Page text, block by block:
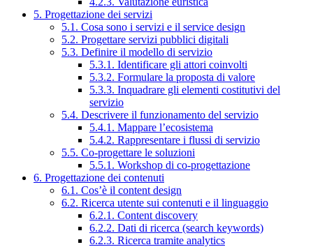
5. Progettazione dei servizi
5.1. Cosa sono i servizi e il service design
5.2. Progettare servizi pubblici digitali
5.3. Definire il modello di servizio
5.3.1. Identificare gli attori coinvolti
5.3.2. Formulare la proposta di valore
5.3.3. Inquadrare gli elementi costitutivi del
servizio
5.4. Descrivere il funzionamento del servizio
5.4.1. Mappare l’ecosistema
5.4.2. Rappresentare i flussi di servizio
5.5. Co-progettare le soluzioni
5.5.1. Workshop di co-progettazione
6. Progettazione dei contenuti
6.1. Cos’è il content design
6.2. Ricerca utente sui contenuti e il linguaggio
6.2.1. Content discovery
6.2.2. Dati di ricerca (search keywords)
6.2.3. Ricerca tramite analytics